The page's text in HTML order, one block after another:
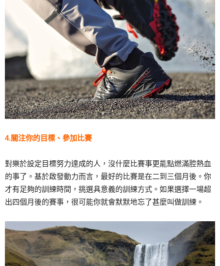
4.關注你的目標、參加比賽
對樂於設定目標努力達成的人，沒什麼比賽事更能點燃滿腔熱血
的事了。基於啟發動力而言，最好的比賽是在二到三個月後。你
才有足夠的訓練時間，挑選具意義的訓練方式。如果選擇一場超
出四個月後的賽事，很可能你就會默默地忘了甚麼叫做訓練。